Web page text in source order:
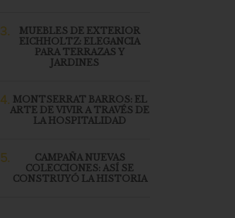
3.
MUEBLES DE EXTERIOR
EICHHOLTZ: ELEGANCIA
PARA TERRAZAS Y
JARDINES
4. MONTSERRAT BARROS: EL
ARTE DE VIVIR A TRAVÉS DE
LA HOSPITALIDAD
5.
CAMPAÑA NUEVAS
COLECCIONES: ASÍ SE
CONSTRUYÓ LA HISTORIA